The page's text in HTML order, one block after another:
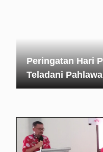
Peringatan Hari
Teladani